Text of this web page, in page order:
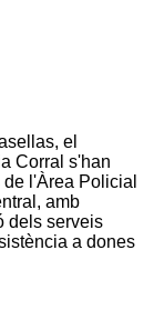
el
Corral s'han
l'Àrea Policial
amb
dels serveis
a dones